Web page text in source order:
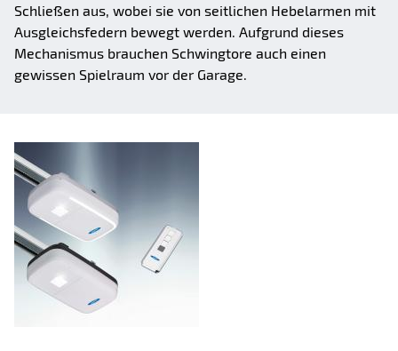
Schließen aus, wobei sie von seitlichen Hebelarmen mit
Ausgleichsfedern bewegt werden. Aufgrund dieses
Mechanismus brauchen Schwingtore auch einen
gewissen Spielraum vor der Garage.